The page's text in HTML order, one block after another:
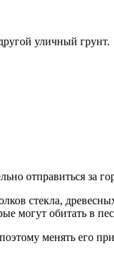
уличный грунт.
отправиться за
стекла,
могут обитать в
менять его